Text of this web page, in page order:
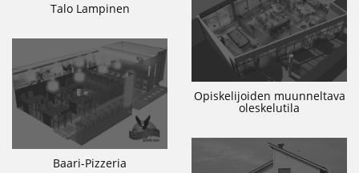
Talo Lampinen
Opiskelijoiden muunneltava
oleskelutila
Baari-Pizzeria